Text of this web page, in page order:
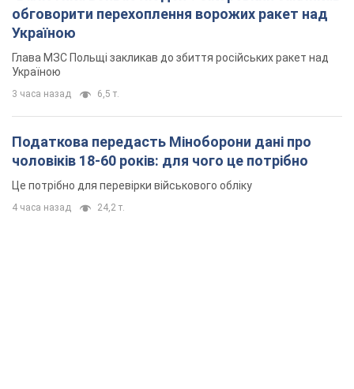
обговорити перехоплення ворожих ракет над
Україною
Глава МЗС Польщі закликав до збиття російських ракет над
Україною
3 часа назад 6,5 т.
Податкова передасть Міноборони дані про
чоловіків 18-60 років: для чого це потрібно
Це потрібно для перевірки військового обліку
4 часа назад 24,2 т.